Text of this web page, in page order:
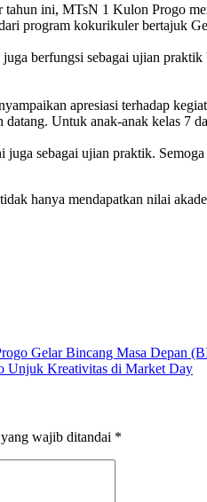
ini, MTsN 1 Kulon Progo
program kokurikuler bertajuk
berfungsi sebagai ujian
apresiasi terhadap
datang. Untuk anak-anak kelas
sebagai ujian praktik.
hanya mendapatkan nilai
Gelar Bincang Masa Depan
Unjuk Kreativitas di Market Day
wajib ditandai *